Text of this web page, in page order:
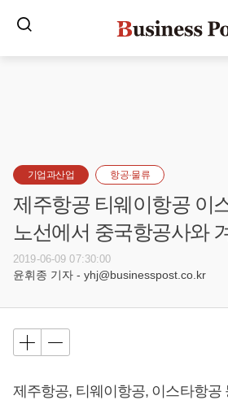
기업과산업 항공·물류
제주항공 티웨이항공 이
노선에서 중국항공사와
2019-06-09 07:30:00
윤휘종 기자 - yhj@businesspost.co.kr
제주항공, 티웨이항공, 이스타항공